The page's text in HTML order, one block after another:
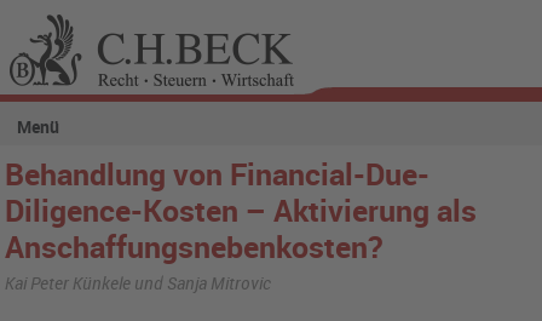
Menü
Behandlung von Financial-Due-
Diligence-Kosten – Aktivierung als
Anschaffungsnebenkosten?
Kai Peter Künkele und Sanja Mitrovic